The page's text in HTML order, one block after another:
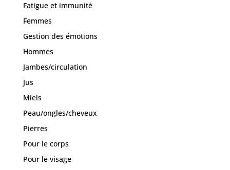
Fatigue et immunité
Femmes
Gestion des émotions
Hommes
Jambes/circulation
Jus
Miels
Peau/ongles/cheveux
Pierres
Pour le corps
Pour le visage